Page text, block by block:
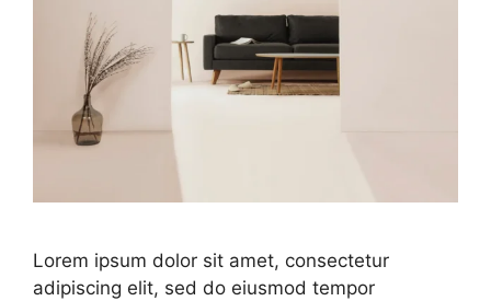
Lorem ipsum dolor sit amet, consectetur
adipiscing elit, sed do eiusmod tempor